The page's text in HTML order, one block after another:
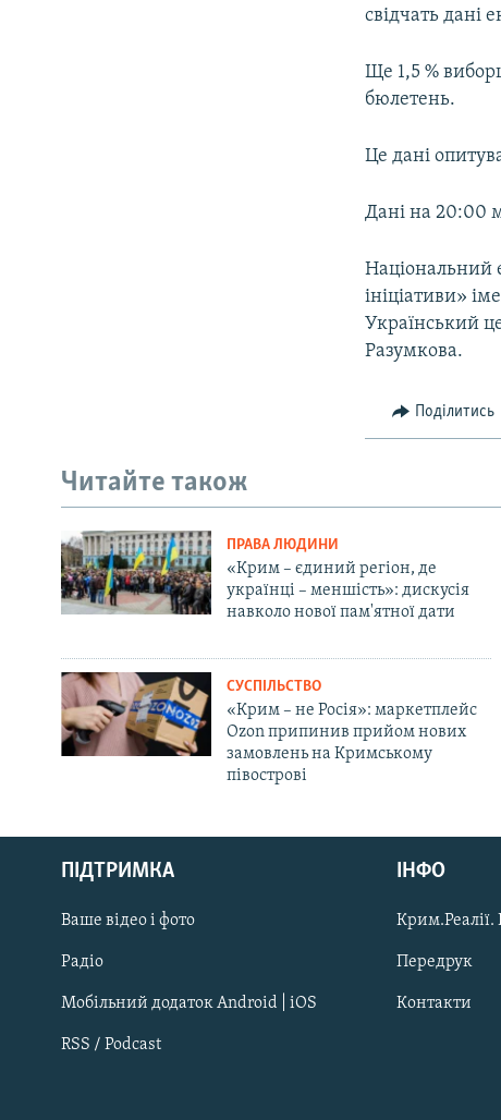
Русский
Qırımtatar
ДОЛУЧАЙСЯ!
свідчать дані
Ще 1,5 %
бюлетень.
Це дані
Дані на 20:00
Національний
ініціативи»
Український
Разумкова.
Поділитись
Читайте також
ПРАВА ЛЮДИНИ
«Крим – єдиний регіон, де
українці – меншість»: дискусія
навколо нової пам'ятної дати
СУСПІЛЬСТВО
«Крим – не Росія»: маркетплейс
Ozon припинив прийом нових
замовлень на Кримському
півострові
ПІДТРИМКА
Ваше відео і фото
Радіо
Мобільний додаток Android | iOS
RSS / Podcast
ІНФО
Крим.Реалії.
Передрук
Контакти